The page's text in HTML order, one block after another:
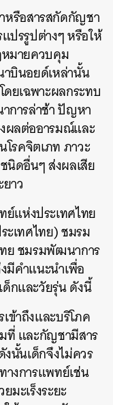
หรือสารสกัดกัญชา
ปรรูปต่างๆ หรือให้
หมายควบคุม
าบินอยด์เหล่านั้น
ยเฉพาะผลกระทบ
การล่าช้า ปัญหา
ผลต่ออารมณ์และ
โรคจิตเภท ภาวะ
นิดอื่นๆ ส่งผลเสีย
าว
แห่งประเทศไทย
ะเทศไทย) ชมรม
ย ชมรมพัฒนาการ
มีคำแนะนำเพื่อ
กและวัยรุ่น ดังนี้
ข้าถึงและบริโภค
ที่ และกัญชามีสาร
นั้นเด็กจึงไม่ควร
างการแพทย์เช่น
มะเร็งระยะ